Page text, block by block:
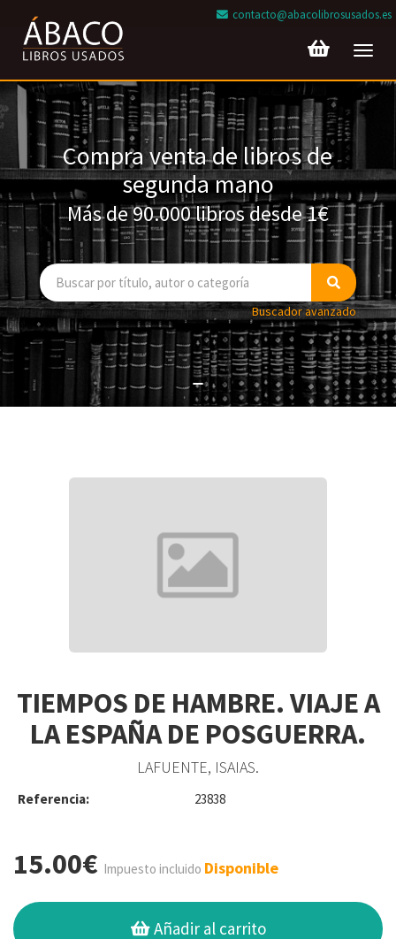
contacto@abacolibrosusados.es
Compra venta de libros de
segunda mano
Más de 90.000 libros desde 1€
Buscador avanzado
TIEMPOS DE HAMBRE. VIAJE A
LA ESPAÑA DE POSGUERRA.
LAFUENTE, ISAIAS.
Referencia: 23838
15.00€ Impuesto incluido Disponible
Añadir al carrito